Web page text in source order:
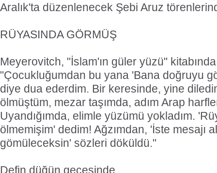
Aralık'ta düzenlenecek Şebi Aruz
RÜYASINDA GÖRMÜŞ
Meyerovitch, "İslam'ın güler yüzü"
"Çocukluğumdan bu yana 'Bana doğruyu
diye dua ederdim. Bir keresinde, yine
ölmüştüm, mezar taşımda, adım Arap
Uyandığımda, elimle yüzümü yokladım.
ölmemişim' dedim! Ağzımdan, 'İste mesajı
gömüleceksin' sözleri döküldü."
Defin düğün gecesinde